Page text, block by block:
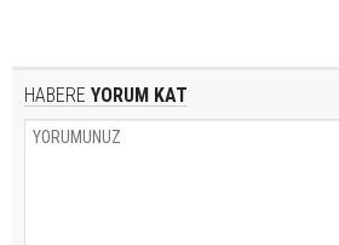
HABERE YORUM KAT